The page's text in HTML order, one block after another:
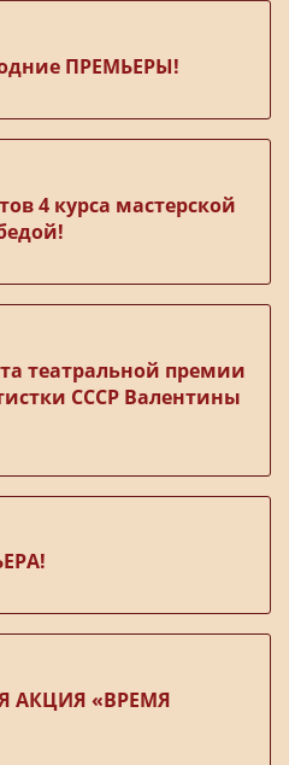
ПРЕМЬЕРЫ!
4 курса мастерской
театральной премии
СССР Валентины
АКЦИЯ «ВРЕМЯ